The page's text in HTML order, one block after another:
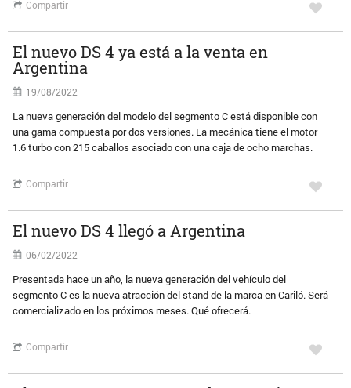
Compartir
El nuevo DS 4 ya está a la venta en
Argentina
19/08/2022
La nueva generación del modelo del segmento C está disponible con
una gama compuesta por dos versiones. La mecánica tiene el motor
1.6 turbo con 215 caballos asociado con una caja de ocho marchas.
Compartir
El nuevo DS 4 llegó a Argentina
06/02/2022
Presentada hace un año, la nueva generación del vehículo del
segmento C es la nueva atracción del stand de la marca en Cariló. Será
comercializado en los próximos meses. Qué ofrecerá.
Compartir